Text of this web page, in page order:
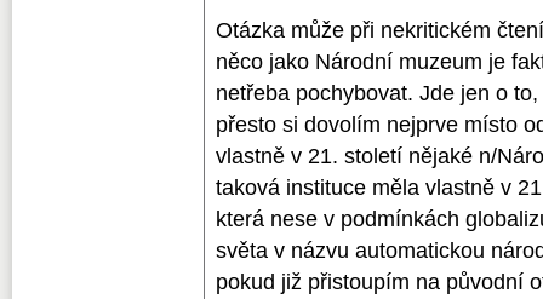
Otázka může při nekritickém
něco jako Národní muzeum je
netřeba pochybovat. Jde jen o
přesto si dovolím nejprve místo
vlastně v 21. století nějaké n/
taková instituce měla vlastně v
která nese v podmínkách
světa v názvu automatickou
pokud již přistoupím na původní